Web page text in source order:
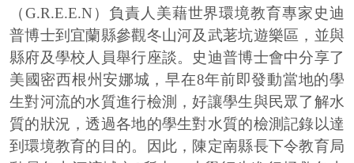
（G.R.E.E.N）負責人美藉世界環境教育專家史迪
普博士到宜蘭縣參觀冬山河及武荖坑遊樂區，並與
縣府及學校人員舉行座談。史迪普博士會中分享了
美國密西根州安娜城，早在8年前即發動當地的學
生對河流的水質進行檢測，好讓學生與民眾了解水
質的狀況，透過各地的學生對水質的檢測記錄以達
到環境教育的目的。因此，陳定南縣長下令教育局